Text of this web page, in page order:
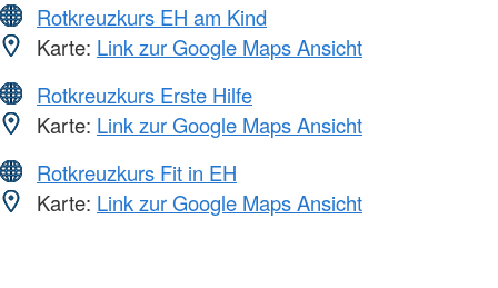
Rotkreuzkurs EH am Kind
Karte: Link zur Google Maps Ansicht
Rotkreuzkurs Erste Hilfe
Karte: Link zur Google Maps Ansicht
Rotkreuzkurs Fit in EH
Karte: Link zur Google Maps Ansicht